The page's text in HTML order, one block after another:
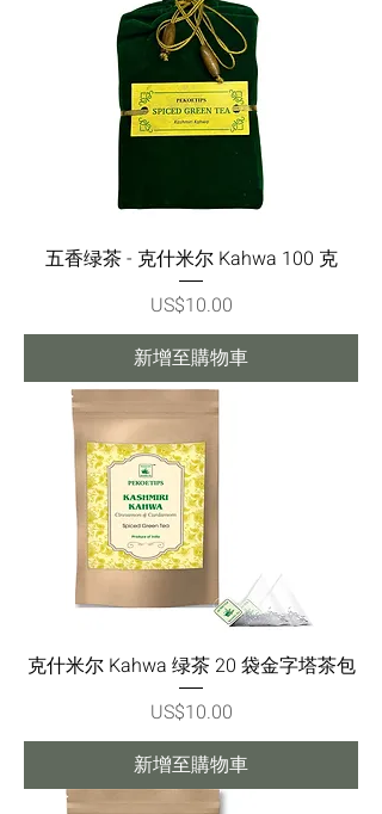
五香绿茶 - 克什米尔 Kahwa 100 克
價格
US$10.00
新增至購物車
克什米尔 Kahwa 绿茶 20 袋金字塔茶包
價格
US$10.00
新增至購物車